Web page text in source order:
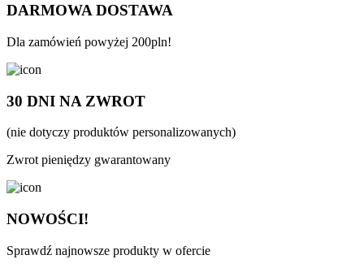
DARMOWA DOSTAWA
Dla zamówień powyżej 200pln!
30 DNI NA ZWROT
(nie dotyczy produktów personalizowanych)
Zwrot pieniędzy gwarantowany
NOWOŚCI!
Sprawdź najnowsze produkty w ofercie